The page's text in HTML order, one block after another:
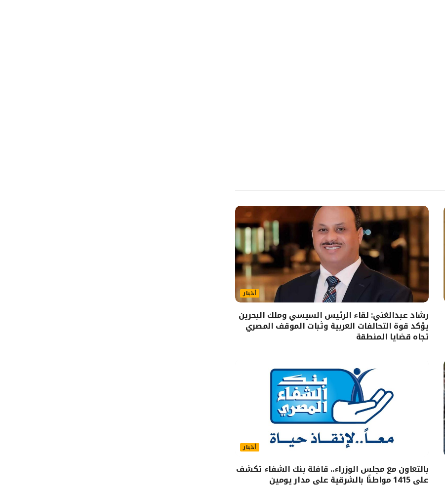
أخبار
رشاد عبدالغني: لقاء الرئيس السيسي وملك البحرين
يؤكد قوة التحالفات العربية وثبات الموقف المصري
تجاه قضايا المنطقة
أخبار
بالتعاون مع مجلس الوزراء.. قافلة بنك الشفاء تكشف
على 1415 مواطنًا بالشرقية على مدار يومين